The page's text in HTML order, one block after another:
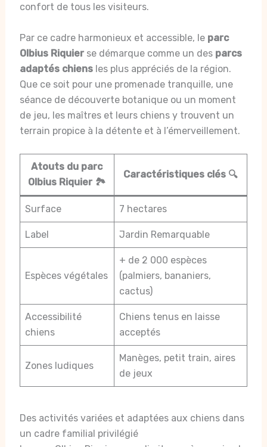
confort de tous les visiteurs.
Par ce cadre harmonieux et accessible, le parc
Olbius Riquierse démarque comme un des parcs
adaptés chiensles plus appréciés de la région.
Que ce soit pour une promenade tranquille, une
séance de découverte botanique ou un moment
de jeu, les maîtres et leurs chiens y trouvent un
terrain propice à la détente et à l’émerveillement.
Atouts du parc
Olbius Riquier 🏞️
Caractéristiques clés 🔍
Surface 7 hectares
Label Jardin Remarquable
Espèces végétales
+ de 2 000 espèces
(palmiers, bananiers,
cactus)
Accessibilité
chiens
Chiens tenus en laisse
acceptés
Zones ludiques
Manèges, petit train, aires
de jeux
Des activités variées et adaptées aux chiens dans
un cadre familial privilégié